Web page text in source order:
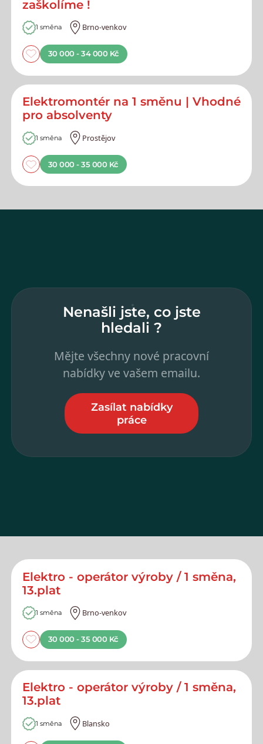
zaškolíme !
1 směna Brno-venkov
30 000 - 34 000 Kč
Elektromontér na 1 směnu | Vhodné
pro absolventy
1 směna Prostějov
30 000 - 35 000 Kč
Nenašli jste, co jste
hledali ?
Mějte všechny nové pracovní
nabídky ve vašem emailu.
Zasílat nabídky
práce
Elektro - operátor výroby / 1 směna,
13.plat
1 směna Brno-venkov
30 000 - 35 000 Kč
Elektro - operátor výroby / 1 směna,
13.plat
1 směna Blansko